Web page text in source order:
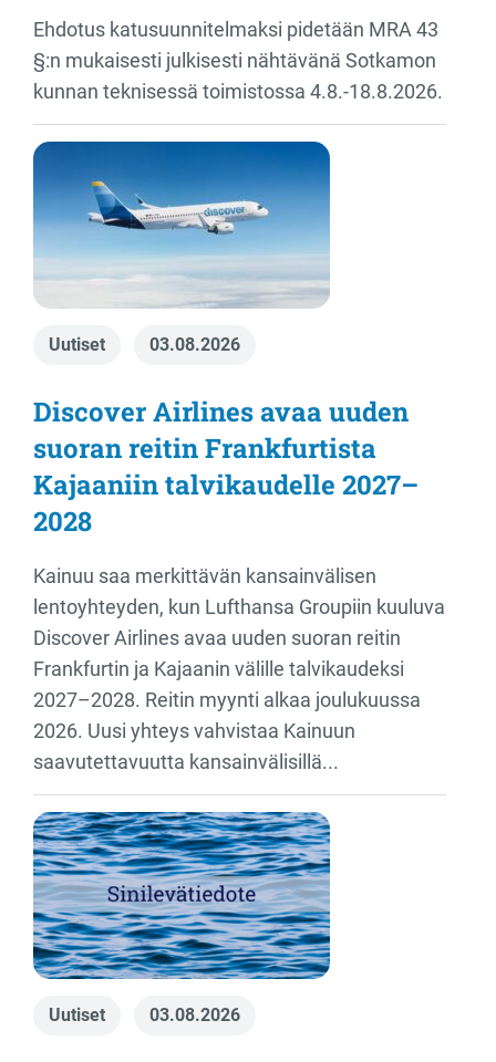
Ehdotus katusuunnitelmaksi pidetään MRA 43
§:n mukaisesti julkisesti nähtävänä Sotkamon
kunnan teknisessä toimistossa 4.8.-18.8.2026.
Uutiset 03.08.2026
Discover Airlines avaa uuden
suoran reitin Frankfurtista
Kajaaniin talvikaudelle 2027–
2028
Kainuu saa merkittävän kansainvälisen
lentoyhteyden, kun Lufthansa Groupiin kuuluva
Discover Airlines avaa uuden suoran reitin
Frankfurtin ja Kajaanin välille talvikaudeksi
2027–2028. Reitin myynti alkaa joulukuussa
2026. Uusi yhteys vahvistaa Kainuun
saavutettavuutta kansainvälisillä...
Uutiset 03.08.2026